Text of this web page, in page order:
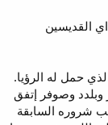
القديسين
حمل له الرؤيا.
دا 13:8. وأليفاز وبلدد وصوفر إتفق
شروره السابقة